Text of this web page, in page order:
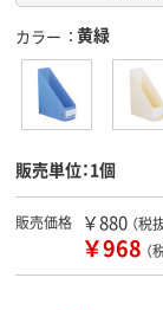
カラー 黄緑
販売単位：1個
販売価格 ￥880 （税
￥968 （